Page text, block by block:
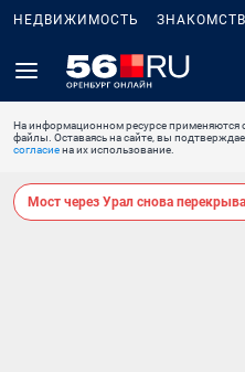
НЕДВИЖИМОСТЬ
На информационном ресурсе применяются
файлы. Оставаясь на сайте, вы
согласиена их использование.
Мост через Урал снова